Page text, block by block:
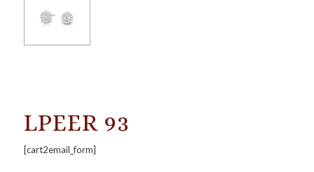
LPEER 93
[cart2email_form]